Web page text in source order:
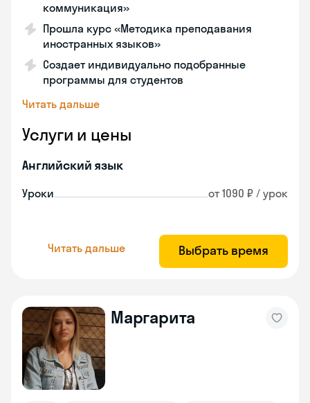
коммуникация»
Прошла курс «Методика преподавания
иностранных языков»
Создает индивидуально подобранные
программы для студентов
Читать дальше
Услуги и цены
Английский язык
Уроки от 1090 ₽ / урок
Читать дальше Выбрать время
Маргарита